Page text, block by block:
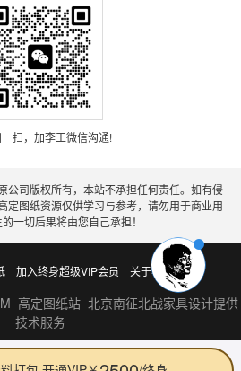
扫，加李工微信沟通!
公司版权所有，本站不承担任何责任。如有侵
定图纸资源仅供学习与参考，请勿用于商业用
一切后果将由您自己承担！
加入终身超级VIP会员 关于老李
高定图纸站 北京南征北战家具设计提供
技术服务